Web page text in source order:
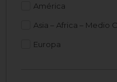
América
Asia – Africa – Medio
Europa